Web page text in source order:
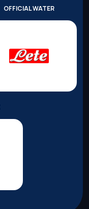
OFFICIAL WATER